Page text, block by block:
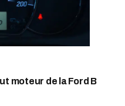
moteur de la Ford B